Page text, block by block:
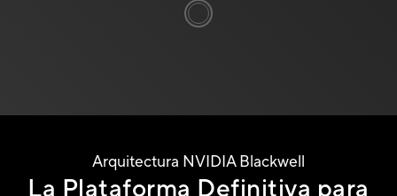
Arquitectura NVIDIA Blackwell
La Plataforma Definitiva para